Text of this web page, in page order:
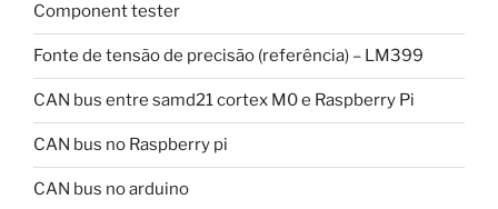
Component tester
Fonte de tensão de precisão (referência) – LM399
CAN bus entre samd21 cortex M0 e Raspberry Pi
CAN bus no Raspberry pi
CAN bus no arduino